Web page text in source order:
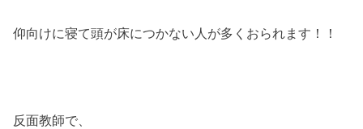
仰向けに寝て頭が床につかない人が多くおられます！！
反面教師で、